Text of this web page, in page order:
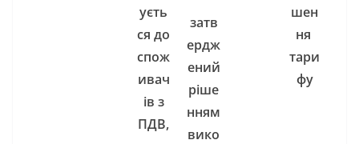
уєть
ся до
спож
ивач
ів з
ПДВ,
шен
ня
тари
фу
затв
ердж
ений
ріше
нням
вико